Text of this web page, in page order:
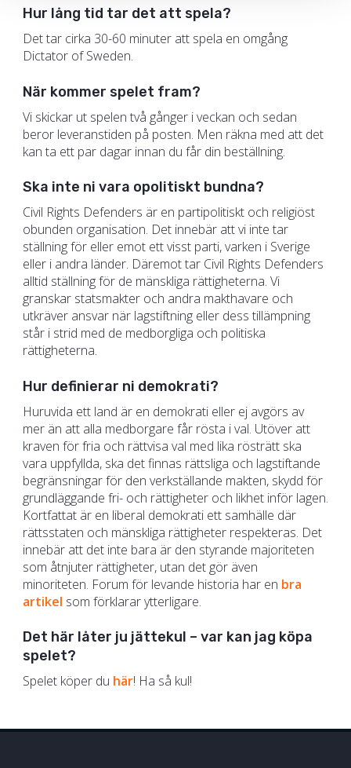
Hur lång tid tar det att spela?
Det tar cirka 30-60 minuter att spela en omgång
Dictator of Sweden.
När kommer spelet fram?
Vi skickar ut spelen två gånger i veckan och sedan
beror leveranstiden på posten. Men räkna med att det
kan ta ett par dagar innan du får din beställning.
Ska inte ni vara opolitiskt bundna?
Civil Rights Defenders är en partipolitiskt och religiöst
obunden organisation. Det innebär att vi inte tar
ställning för eller emot ett visst parti, varken i Sverige
eller i andra länder. Däremot tar Civil Rights Defenders
alltid ställning för de mänskliga rättigheterna. Vi
granskar statsmakter och andra makthavare och
utkräver ansvar när lagstiftning eller dess tillämpning
står i strid med de medborgliga och politiska
rättigheterna.
Hur definierar ni demokrati?
Huruvida ett land är en demokrati eller ej avgörs av
mer än att alla medborgare får rösta i val. Utöver att
kraven för fria och rättvisa val med lika rösträtt ska
vara uppfyllda, ska det finnas rättsliga och lagstiftande
begränsningar för den verkställande makten, skydd för
grundläggande fri- och rättigheter och likhet inför lagen.
Kortfattat är en liberal demokrati ett samhälle där
rättsstaten och mänskliga rättigheter respekteras. Det
innebär att det inte bara är den styrande majoriteten
som åtnjuter rättigheter, utan det gör även
minoriteten. Forum för levande historia har en bra
artikel som förklarar ytterligare.
Det här låter ju jättekul – var kan jag köpa
spelet?
Spelet köper du här! Ha så kul!